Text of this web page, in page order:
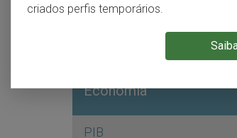
criados perfis temporários.
Economia
PIB